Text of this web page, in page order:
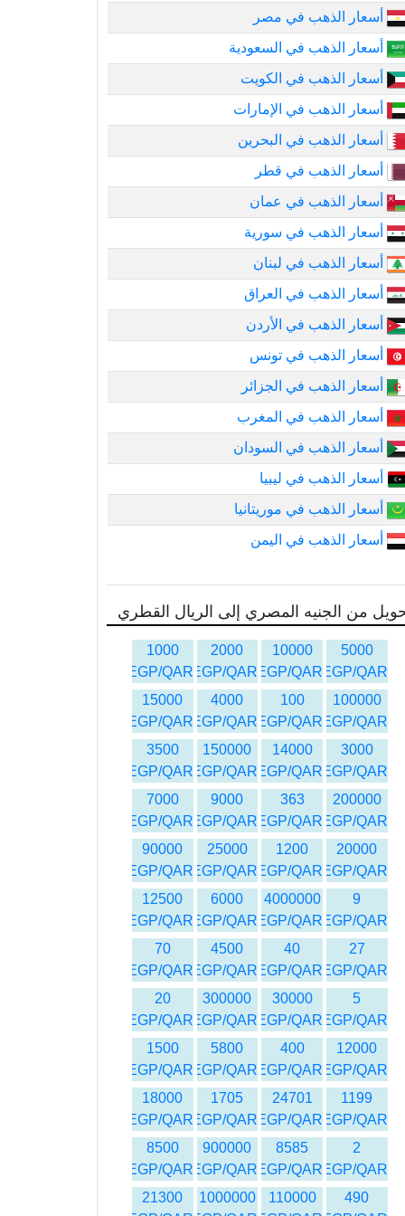
أسعار الذهب في مصر
أسعار الذهب في السعودية
أسعار الذهب في الكويت
أسعار الذهب في الإمارات
أسعار الذهب في البحرين
أسعار الذهب في قطر
أسعار الذهب في عمان
أسعار الذهب في سورية
أسعار الذهب في لبنان
أسعار الذهب في العراق
أسعار الذهب في الأردن
أسعار الذهب في تونس
أسعار الذهب في الجزائر
أسعار الذهب في المغرب
أسعار الذهب في السودان
أسعار الذهب في ليبيا
أسعار الذهب في موريتانيا
أسعار الذهب في اليمن
من الجنيه المصري إلى الريال القطري
5000
EGP/QAR
10000
EGP/QAR
2000
EGP/QAR
1000
EGP/QAR
100000
EGP/QAR
100
EGP/QAR
4000
EGP/QAR
15000
EGP/QAR
3000
EGP/QAR
14000
EGP/QAR
150000
EGP/QAR
3500
EGP/QAR
200000
EGP/QAR
363
EGP/QAR
9000
EGP/QAR
7000
EGP/QAR
20000
EGP/QAR
1200
EGP/QAR
25000
EGP/QAR
90000
EGP/QAR
9
EGP/QAR
4000000
EGP/QAR
6000
EGP/QAR
12500
EGP/QAR
27
EGP/QAR
40
EGP/QAR
4500
EGP/QAR
70
EGP/QAR
5
EGP/QAR
30000
EGP/QAR
300000
EGP/QAR
20
EGP/QAR
12000
EGP/QAR
400
EGP/QAR
5800
EGP/QAR
1500
EGP/QAR
1199
EGP/QAR
24701
EGP/QAR
1705
EGP/QAR
18000
EGP/QAR
2
EGP/QAR
8585
EGP/QAR
900000
EGP/QAR
8500
EGP/QAR
490
110000
1000000
21300